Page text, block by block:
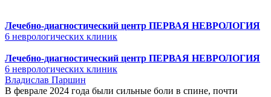
Лечебно-диагностический центр ПЕРВАЯ НЕВРОЛОГИЯ
6 неврологических клиник
Лечебно-диагностический центр ПЕРВАЯ НЕВРОЛОГИЯ
6 неврологических клиник
Владислав Паршин
В феврале 2024 года были сильные боли в спине, почти